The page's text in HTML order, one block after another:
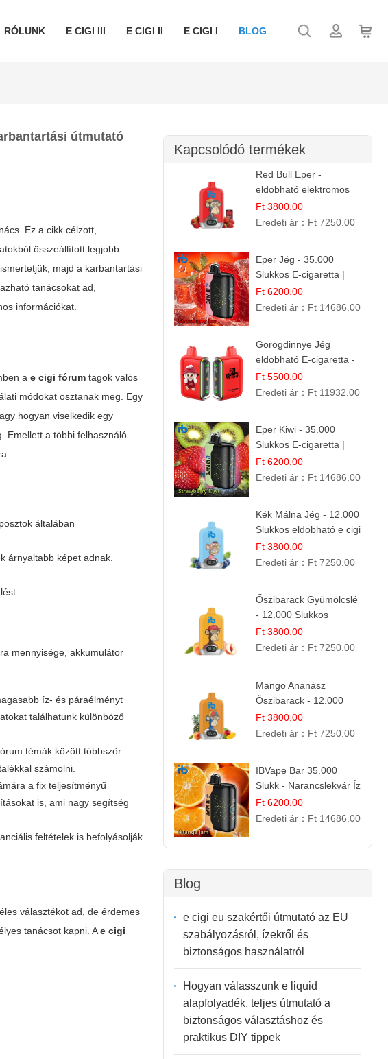
RÓLUNK E CIGI III E CIGI II E CIGI I BLOG
útmutató
Ez a cikk célzott,
összeállított legjobb
majd a karbantartási
tanácsokat ad,
információkat.
ae cigi fórum tagok valós
módokat osztanak meg. Egy
hogyan viselkedik egy
Emellett a többi felhasználó
általában
árnyaltabb képet adnak.
mennyisége, akkumulátor
íz- és páraélményt
találhatunk különböző
témák között többször
számolni.
a fix teljesítményű
is, ami nagy segítség
feltételek is befolyásolják
választékot ad, de érdemes
tanácsot kapni. Ae cigi
Kapcsolódó termékek
Red Bull Eper -
eldobható elektromos
cigi | Energizáló
Gyümölcs Íz
Ft 3800.00
Eredeti ár： Ft 7250.00
Eper Jég - 35.000
Slukkos E-cigaretta |
IBVape Bar
Ft 6200.00
Eredeti ár： Ft 14686.00
Görögdinnye Jég
eldobható E-cigaretta -
25.000 Slukk | Frissítő
Nyári Íz
Ft 5500.00
Eredeti ár： Ft 11932.00
Eper Kiwi - 35.000
Slukkos E-cigaretta |
IBVape Bar Friss
Gyümölcs Ízek
Ft 6200.00
Eredeti ár： Ft 14686.00
Kék Málna Jég - 12.000
Slukkos eldobható e cigi
| Frissítő Bogyós Íz
Ft 3800.00
Eredeti ár： Ft 7250.00
Őszibarack Gyümölcslé
- 12.000 Slukkos
eldobható e-Cigaretta |
Friss Gyümölcs Íz
Ft 3800.00
Eredeti ár： Ft 7250.00
Mango Ananász
Őszibarack - 12.000
Slukkos eldobható e-
Cigaretta
Ft 3800.00
Eredeti ár： Ft 7250.00
IBVape Bar 35.000
Slukk - Narancslekvár Íz
| Prémium E-cigaretta
Ft 6200.00
Eredeti ár： Ft 14686.00
Blog
e cigi eu szakértői útmutató az EU
szabályozásról, ízekről és
biztonságos használatról
Hogyan válasszunk e liquid
alapfolyadék, teljes útmutató a
biztonságos választáshoz és
praktikus DIY tippek